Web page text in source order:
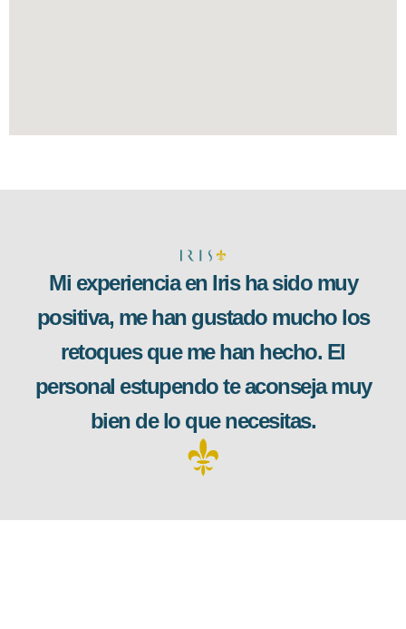
Mi experiencia en Iris ha sido muy
positiva, me han gustado mucho los
retoques que me han hecho. El
personal estupendo te aconseja muy
bien de lo que necesitas.